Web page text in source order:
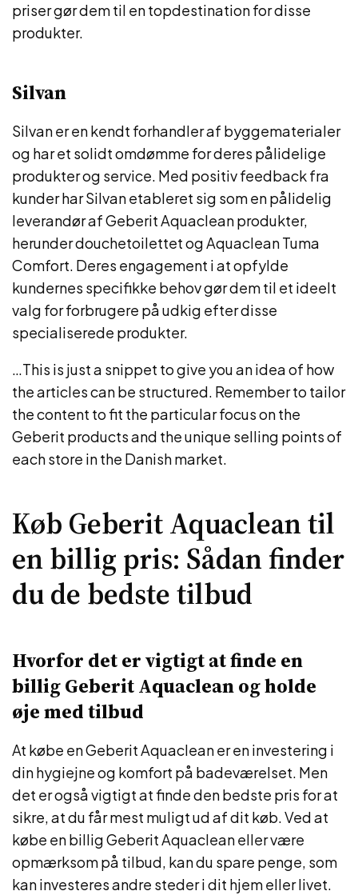
priser gør dem til en topdestination for disse
produkter.
Silvan
Silvan er en kendt forhandler af byggematerialer
og har et solidt omdømme for deres pålidelige
produkter og service. Med positiv feedback fra
kunder har Silvan etableret sig som en pålidelig
leverandør af Geberit Aquaclean produkter,
herunder douchetoilettet og Aquaclean Tuma
Comfort. Deres engagement i at opfylde
kundernes specifikke behov gør dem til et ideelt
valg for forbrugere på udkig efter disse
specialiserede produkter.
…This is just a snippet to give you an idea of how
the articles can be structured. Remember to tailor
the content to fit the particular focus on the
Geberit products and the unique selling points of
each store in the Danish market.
Køb Geberit Aquaclean til
en billig pris: Sådan finder
du de bedste tilbud
Hvorfor det er vigtigt at finde en
billig Geberit Aquaclean og holde
øje med tilbud
At købe en Geberit Aquaclean er en investering i
din hygiejne og komfort på badeværelset. Men
det er også vigtigt at finde den bedste pris for at
sikre, at du får mest muligt ud af dit køb. Ved at
købe en billig Geberit Aquaclean eller være
opmærksom på tilbud, kan du spare penge, som
kan investeres andre steder i dit hjem eller livet.